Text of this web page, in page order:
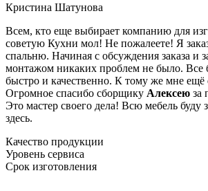
Кристина Шатунова
Всем, кто еще выбирает компанию для
советую Кухни мол! Не пожалеете! Я
спальню. Начиная с обсуждения заказа и
монтажом никаких проблем не было. Все
быстро и качественно. К тому же мне ещё
Огромное спасибо сборщику Алексею за
Это мастер своего дела! Всю мебель буду
здесь.
Качество продукции
Уровень сервиса
Срок изготовления